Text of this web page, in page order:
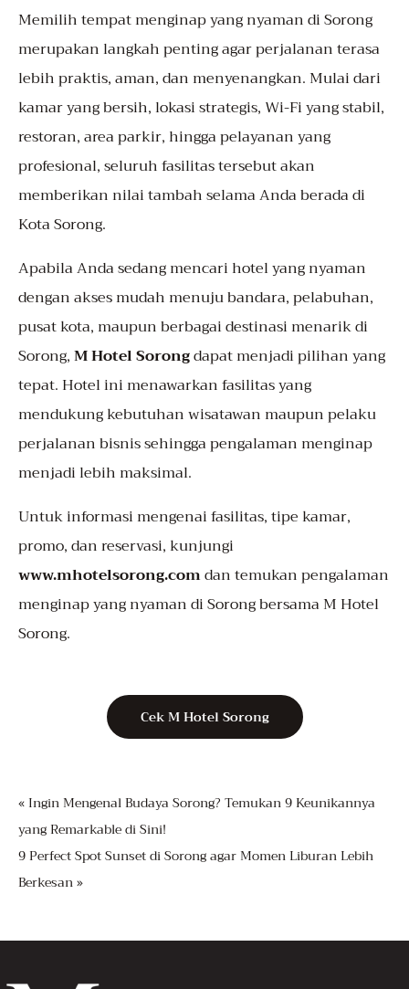
Memilih tempat menginap yang nyaman di Sorong
merupakan langkah penting agar perjalanan terasa
lebih praktis, aman, dan menyenangkan. Mulai dari
kamar yang bersih, lokasi strategis, Wi-Fi yang stabil,
restoran, area parkir, hingga pelayanan yang
profesional, seluruh fasilitas tersebut akan
memberikan nilai tambah selama Anda berada di
Kota Sorong.
Apabila Anda sedang mencari hotel yang nyaman
dengan akses mudah menuju bandara, pelabuhan,
pusat kota, maupun berbagai destinasi menarik di
Sorong,M Hotel Sorongdapat menjadi pilihan yang
tepat. Hotel ini menawarkan fasilitas yang
mendukung kebutuhan wisatawan maupun pelaku
perjalanan bisnis sehingga pengalaman menginap
menjadi lebih maksimal.
Untuk informasi mengenai fasilitas, tipe kamar,
promo, dan reservasi, kunjungi
www.mhotelsorong.comdan temukan pengalaman
menginap yang nyaman di Sorong bersama M Hotel
Sorong.
Cek M Hotel Sorong
« Ingin Mengenal Budaya Sorong? Temukan 9 Keunikannya
yang Remarkable di Sini!
9 Perfect Spot Sunset di Sorong agar Momen Liburan Lebih
Berkesan »